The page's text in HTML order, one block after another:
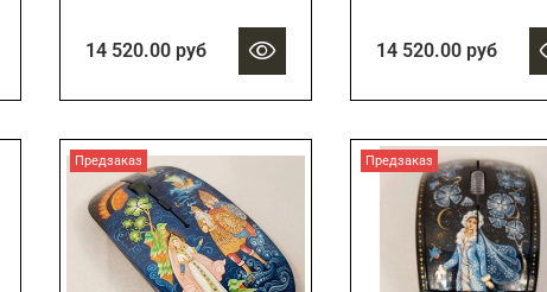
14 520.00 руб 14 520.00 руб
Предзаказ Предзаказ